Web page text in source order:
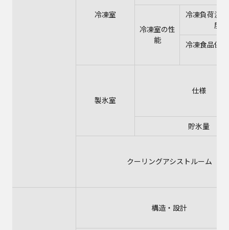
冷凍室
冷凍室の性
能
冷凍負荷温
度）
冷凍食品保
製氷室
仕様
貯氷量
クーリングアシストルーム
構造・設計